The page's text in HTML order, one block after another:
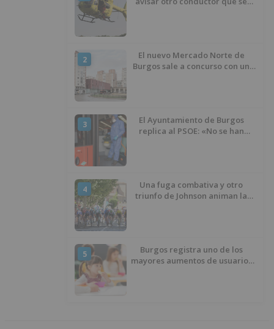
2
El nuevo Mercado Norte de
Burgos sale a concurso con un
3
El Ayuntamiento de Burgos
replica al PSOE: «No se han
4
Una fuga combativa y otro
triunfo de Johnson animan la
5
Burgos registra uno de los
mayores aumentos de usuarios